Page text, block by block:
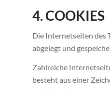
4. COOKIES
Die Internetseiten des
abgelegt und
Zahlreiche
besteht aus einer